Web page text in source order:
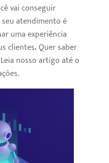
vai conseguir
atendimento é
uma experiência
clientes.Quer saber
nosso artigo até o